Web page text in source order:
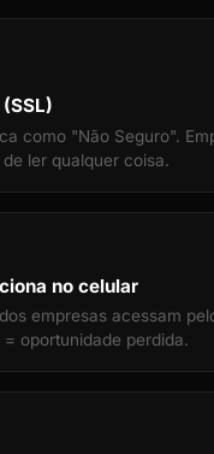
como "Não Seguro".
ler qualquer coisa.
no celular
empresas acessam
= oportunidade perdida.